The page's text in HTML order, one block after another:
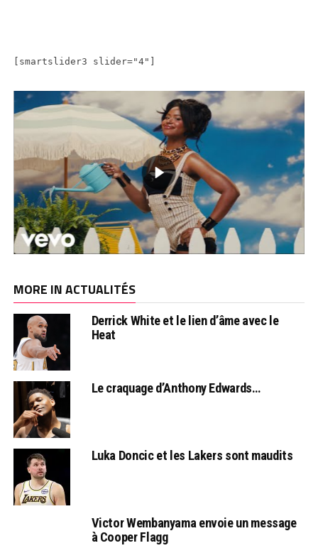
[smartslider3 slider="4"]
MORE IN ACTUALITÉS
Derrick White et le lien d’âme avec le
Heat
Le craquage d’Anthony Edwards…
Luka Doncic et les Lakers sont maudits
Victor Wembanyama envoie un message
à Cooper Flagg